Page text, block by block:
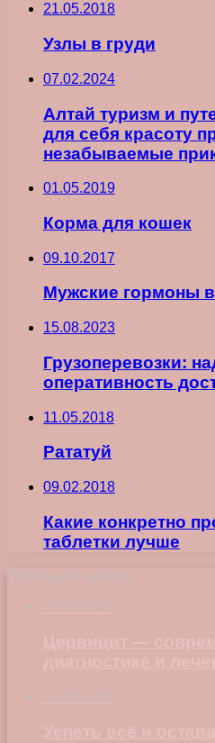
21.05.2018
Узлы в груди
07.02.2024
Алтай туризм и
для себя красоту
незабываемые
01.05.2019
Корма для кошек
09.10.2017
Мужские гормоны
15.08.2023
Грузоперевозки:
оперативность
11.05.2018
Рататуй
09.02.2018
Какие конкретно
таблетки лучше
Последние записи